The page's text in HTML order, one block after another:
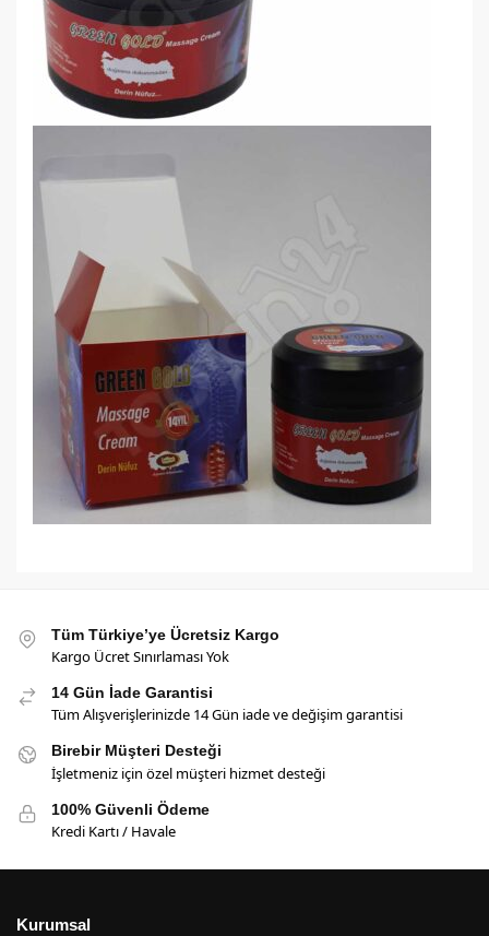
Tüm Türkiye’ye Ücretsiz Kargo
Kargo Ücret Sınırlaması Yok
14 Gün İade Garantisi
Tüm Alışverişlerinizde 14 Gün iade ve değişim garantisi
Birebir Müşteri Desteği
İşletmeniz için özel müşteri hizmet desteği
100% Güvenli Ödeme
Kredi Kartı / Havale
Kurumsal